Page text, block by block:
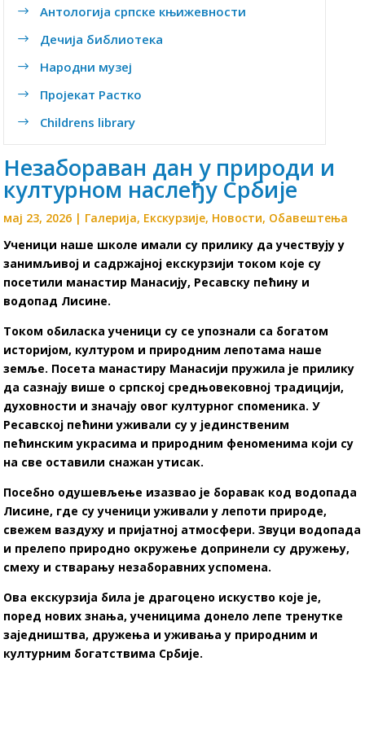
$ Антологија српске књижевности
$ Дечија библиотека
$ Народни музеј
$ Пројекат Растко
$ Childrens library
Незабораван дан у природи и
културном наслеђу Србије
мај 23, 2026 | Галерија, Екскурзије, Новости, Обавештења
Ученици наше школе имали су прилику да учествују у
занимљивој и садржајној екскурзији током које су
посетили манастир Манасију, Ресавску пећину и
водопад Лисине.
Током обиласка ученици су се упознали са богатом
историјом, културом и природним лепотама наше
земље. Посета манастиру Манасији пружила је прилику
да сазнају више о српској средњовековној традицији,
духовности и значају овог културног споменика. У
Ресавској пећини уживали су у јединственим
пећинским украсима и природним феноменима који су
на све оставили снажан утисак.
Посебно одушевљење изазвао је боравак код водопада
Лисине, где су ученици уживали у лепоти природе,
свежем ваздуху и пријатној атмосфери. Звуци водопада
и прелепо природно окружење допринели су дружењу,
смеху и стварању незаборавних успомена.
Ова екскурзија била је драгоцено искуство које је,
поред нових знања, ученицима донело лепе тренутке
заједништва, дружења и уживања у природним и
културним богатствима Србије.